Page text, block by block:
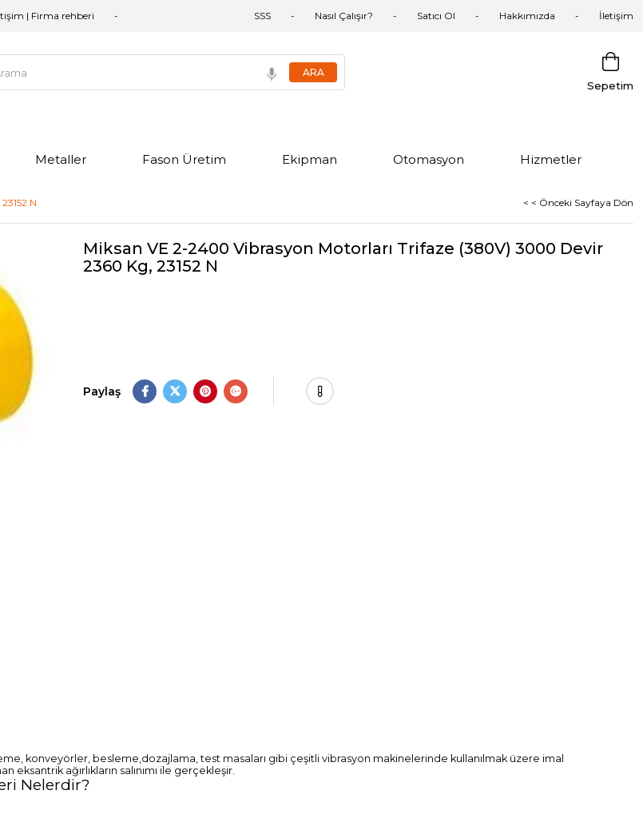
| Firma rehberi SSS Nasıl Çalışır? Satıcı Ol Hakkımızda İletişim
Sepetim
Metaller Fason Üretim Ekipman Otomasyon Hizmetler
N < < Önceki Sayfaya Dön
Miksan VE 2-2400 Vibrasyon Motorları Trifaze (380V) 3000 Devir
2360 Kg, 23152 N
Paylaş
konveyörler, besleme,dozajlama, test masaları gibi çeşitli vibrasyon makinelerinde kullanılmak üzere imal
ağırlıkların salınımı ile gerçekleşir.
Nelerdir?